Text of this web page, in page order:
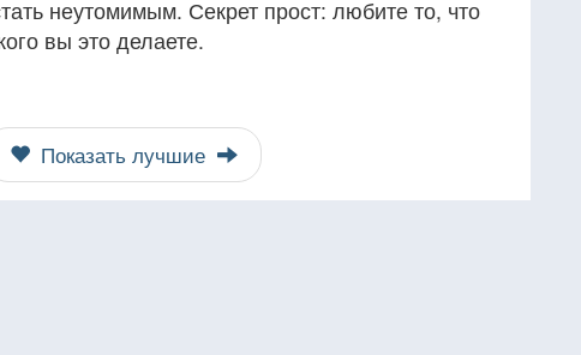
неутомимым. Секрет прост: любите то, что
вы это делаете.
Показать лучшие